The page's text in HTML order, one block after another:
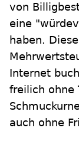
von
eine
haben.
Internet
freilich ohne
auch ohne